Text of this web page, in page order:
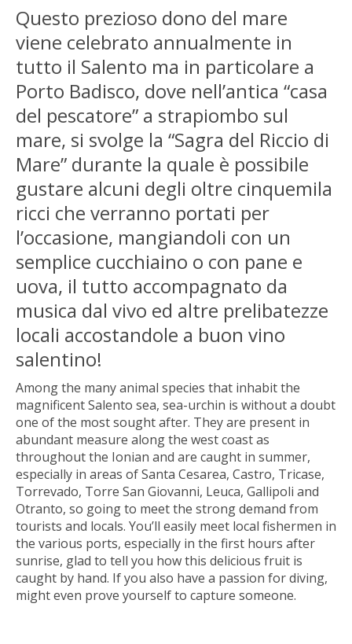
Questo prezioso dono del mare
viene celebrato annualmente in
tutto il Salento ma in particolare a
Porto Badisco, dove nell’antica “casa
del pescatore” a strapiombo sul
mare, si svolge la “Sagra del Riccio di
Mare” durante la quale è possibile
gustare alcuni degli oltre cinquemila
ricci che verranno portati per
l’occasione, mangiandoli con un
semplice cucchiaino o con pane e
uova, il tutto accompagnato da
musica dal vivo ed altre prelibatezze
locali accostandole a buon vino
salentino!
Among the many animal species that inhabit the
magnificent Salento sea, sea-urchin is without a doubt
one of the most sought after. They are present in
abundant measure along the west coast as
throughout the Ionian and are caught in summer,
especially in areas of Santa Cesarea, Castro, Tricase,
Torrevado, Torre San Giovanni, Leuca, Gallipoli and
Otranto, so going to meetthe strong demand from
tourists and locals. You’ll easily meet local fishermen in
the various ports, especially in the first hours after
sunrise, glad to tell you how this delicious fruit is
caught by hand. If you also have a passion for diving,
might even prove yourself to capture someone.